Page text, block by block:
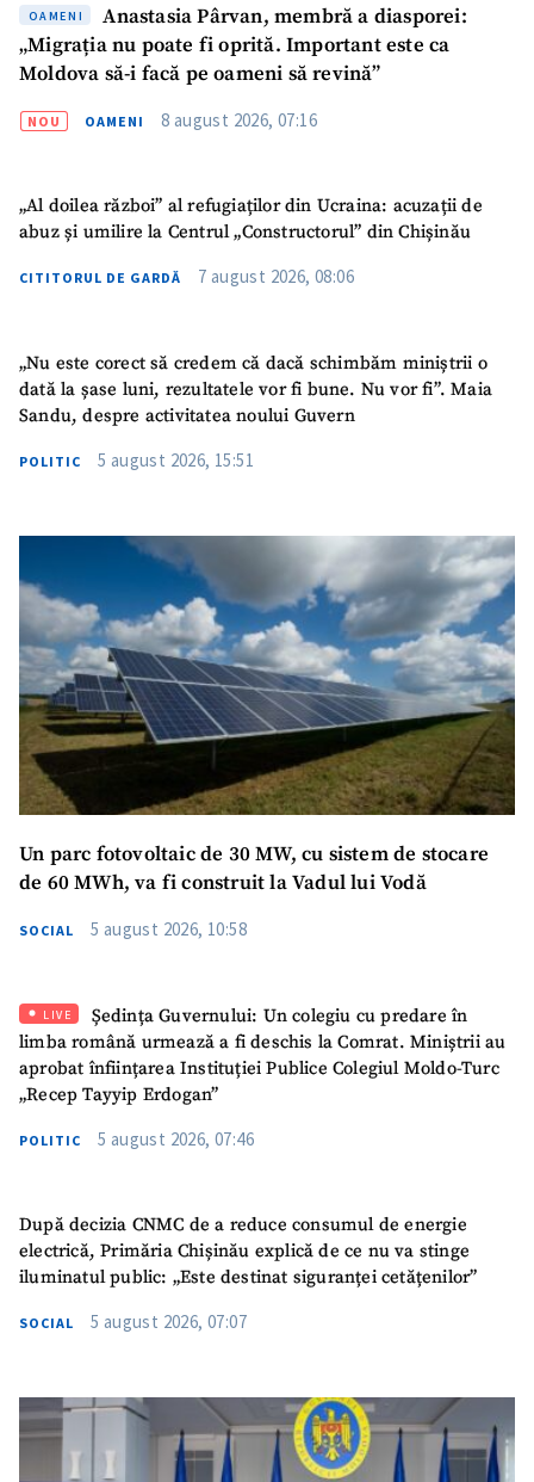
OAMENI
Anastasia Pârvan, membră a diasporei:
„Migrația nu poate fi oprită. Important este ca
Moldova să-i facă pe oameni să revină”
NOU OAMENI 8 august 2026, 07:16
„Al doilea război” al refugiaților din Ucraina: acuzații de
abuz și umilire la Centrul „Constructorul” din Chișinău
CITITORUL DE GARDĂ 7 august 2026, 08:06
„Nu este corect să credem că dacă schimbăm miniștrii o
dată la șase luni, rezultatele vor fi bune. Nu vor fi”. Maia
Sandu, despre activitatea noului Guvern
POLITIC 5 august 2026, 15:51
Un parc fotovoltaic de 30 MW, cu sistem de stocare
de 60 MWh, va fi construit la Vadul lui Vodă
SOCIAL 5 august 2026, 10:58
LIVE
Ședința Guvernului: Un colegiu cu predare în
limba română urmează a fi deschis la Comrat. Miniștrii au
aprobat înființarea Instituției Publice Colegiul Moldo-Turc
„Recep Tayyip Erdogan”
POLITIC 5 august 2026, 07:46
După decizia CNMC de a reduce consumul de energie
electrică, Primăria Chișinău explică de ce nu va stinge
iluminatul public: „Este destinat siguranței cetățenilor”
SOCIAL 5 august 2026, 07:07
Sursă anonimă
Nume+ Numele meu
Telefon
+ Telefon personal
Am citit și sunt de
TRIMITE ȘTIREA